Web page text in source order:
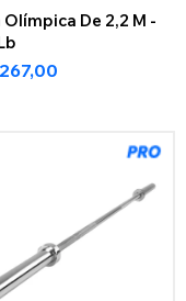
Olímpica De 2,2 M -
267,00